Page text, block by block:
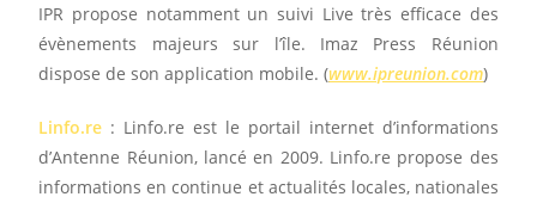
IPR propose notamment un suivi Live très efficace des
évènements majeurs sur l’île. Imaz Press Réunion
dispose de son application mobile. (www.ipreunion.com)
Linfo.re : Linfo.re est le portail internet d’informations
d’Antenne Réunion, lancé en 2009. Linfo.re propose des
informations en continue et actualités locales, nationales